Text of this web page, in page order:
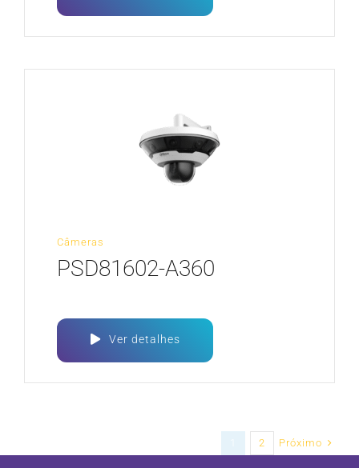
Câmeras
PSD81602-A360
Ver detalhes
2 Próximo